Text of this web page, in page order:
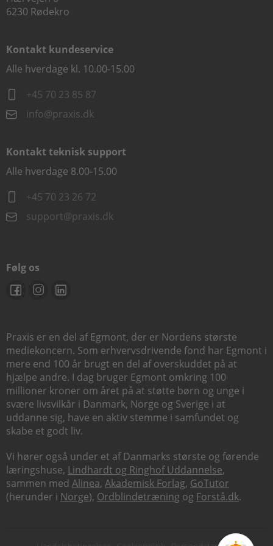
6230 Rødekro
Kontakt kundeservice
Alle hverdage kl. 10.00-15.00
+45 70 23 85 87
info@praxis.dk
Kontakt teknisk support
Alle hverdage 8.00-15.00
+45 70 23 26 72
support@praxis.dk
Følg os
Praxis er en del af Egmont, der er Nordens største
mediekoncern. Som erhvervsdrivende fond har Egmont i
mere end 100 år brugt en del af overskuddet på at
hjælpe andre. I dag bruger Egmont omkring 100
millioner kroner om året på at støtte børn og unge i
svære livsvilkår i Danmark, Norge og Sverige i at
uddanne sig, have en aktiv stemme i samfundet og
skabe et godt liv.
Vi hører også under et af Danmarks største og førende
læringshuse, Lindhardt og Ringhof Uddannelse,
sammen med Alinea, Akademisk Forlag, GoTutor
(herunder i Norge), Ordblindetræning og Forstå.dk.